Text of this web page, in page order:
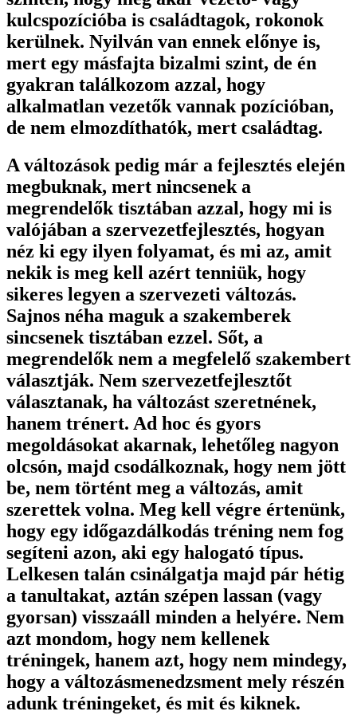
kulcspozícióba is családtagok, rokonok
kerülnek. Nyilván van ennek előnye is,
mert egy másfajta bizalmi szint, de én
gyakran találkozom azzal, hogy
alkalmatlan vezetők vannak pozícióban,
de nem elmozdíthatók, mert családtag.
A változások pedig már a fejlesztés elején
megbuknak, mert nincsenek a
megrendelők tisztában azzal, hogy mi is
valójában a szervezetfejlesztés, hogyan
néz ki egy ilyen folyamat, és mi az, amit
nekik is meg kell azért tenniük, hogy
sikeres legyen a szervezeti változás.
Sajnos néha maguk a szakemberek
sincsenek tisztában ezzel. Sőt, a
megrendelők nem a megfelelő szakembert
választják. Nem szervezetfejlesztőt
választanak, ha változást szeretnének,
hanem trénert. Ad hoc és gyors
megoldásokat akarnak, lehetőleg nagyon
olcsón, majd csodálkoznak, hogy nem jött
be, nem történt meg a változás, amit
szerettek volna. Meg kell végre értenünk,
hogy egy időgazdálkodás tréning nem fog
segíteni azon, aki egy halogató típus.
Lelkesen talán csinálgatja majd pár hétig
a tanultakat, aztán szépen lassan (vagy
gyorsan) visszaáll minden a helyére. Nem
azt mondom, hogy nem kellenek
tréningek, hanem azt, hogy nem mindegy,
hogy a változásmenedzsment mely részén
adunk tréningeket, és mit és kiknek.